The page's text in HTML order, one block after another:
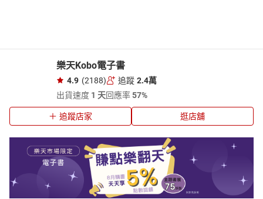
樂天Kobo電子書
4.9 (2188) 追蹤 2.4萬
出貨速度 1 天回應率57%
追蹤店家 逛店舖